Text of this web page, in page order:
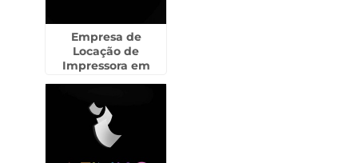
Empresa de
Locação de
Impressora em